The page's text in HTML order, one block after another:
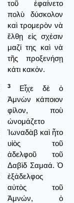
τοῦ ἐφαίνετο
πολὺ δύσκολον
καὶ τρομερὸν νὰ
ἔλθῃ εἰς σχέσιν
μαζί της καὶ νὰ
τῆς προξενήσῃ
κάτι κακόν.
3
Εἶχε δὲ ὁ
Ἀμνὼν κάποιον
φίλον, ποὺ
ὠνομάζετο
Ἰωναδὰβ καὶ ἦτο
υἱὸς τοῦ
ἀδελφοῦ τοῦ
Δαβὶδ Σαμαά. Ὁ
ἐξάδελφος
αὐτὸς τοῦ
Ἀμνών, ὁ